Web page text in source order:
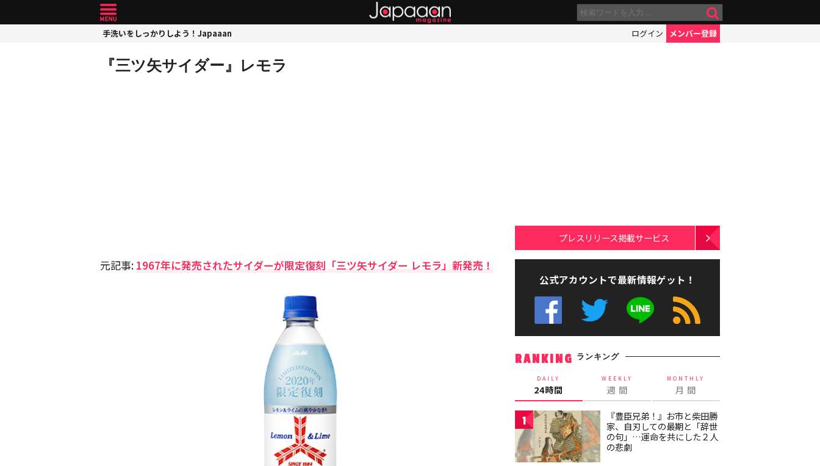
手洗いをしっかりしよう！Japaaan ログイン メンバー登録
『三ツ矢サイダー』レモラ
元記事: 1967年に発売されたサイダーが限定復刻「三ツ矢サイダー レモラ」新発売！
プレスリリース掲載サービス
公式アカウントで最新情報ゲット！
RANKING ランキング
DAILY
24時間
WEEKLY
週 間
MONTHLY
月 間
1
『豊臣兄弟！』お市と柴田勝
家、自刃しての最期と「辞世
の句」…運命を共にした２人
の悲劇